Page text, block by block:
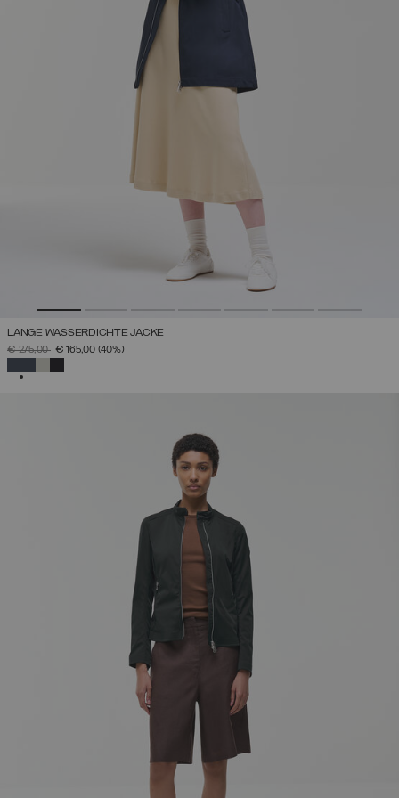
LANGE WASSERDICHTE JACKE
PREIS REDUZIERT VON
€ 275,00AUF
€ 165,00 (40%)